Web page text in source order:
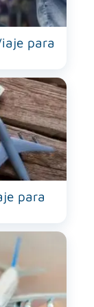
para
para